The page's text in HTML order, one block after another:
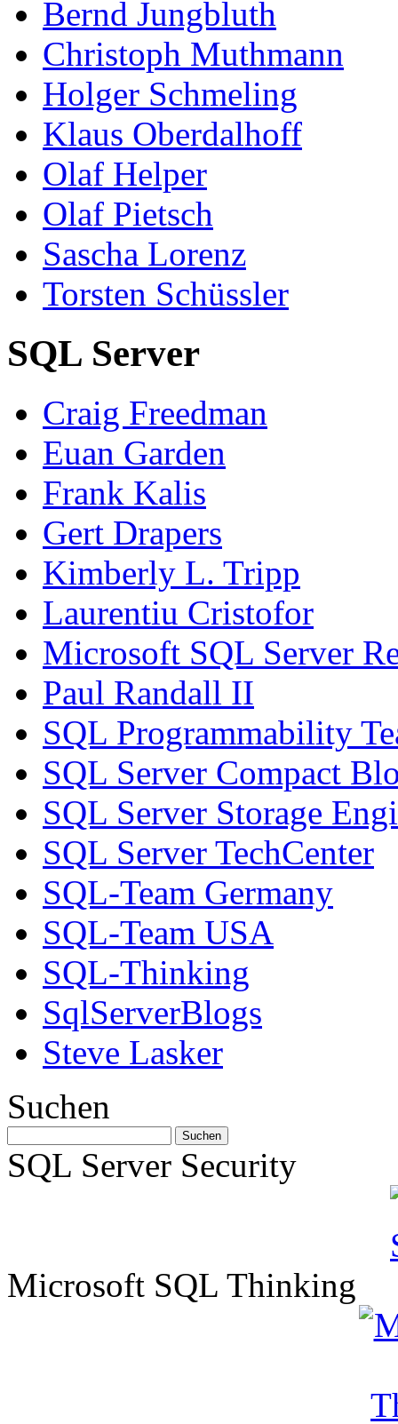
Bernd Jungbluth
Christoph Muthmann
Holger Schmeling
Klaus Oberdalhoff
Olaf Helper
Olaf Pietsch
Sascha Lorenz
Torsten Schüssler
SQL Server
Craig Freedman
Euan Garden
Frank Kalis
Gert Drapers
Kimberly L. Tripp
Laurentiu Cristofor
Microsoft SQL Server
Paul Randall II
SQL Programmability
SQL Server Compact
SQL Server Storage
SQL Server TechCenter
SQL-Team Germany
SQL-Team USA
SQL-Thinking
SqlServerBlogs
Steve Lasker
Suchen
SQL Server Security
Microsoft SQL Thinking